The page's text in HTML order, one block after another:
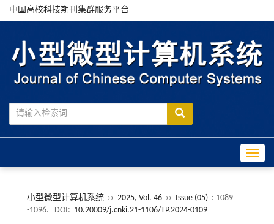
中国高校科技期刊集群服务平台
小型微型计算机系统 ›› 2025, Vol. 46 ›› Issue (05) : 1089
-1096.
DOI: 10.20009/j.cnki.21-1106/TP.2024-0109